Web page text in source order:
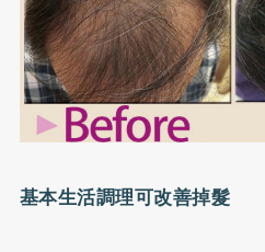
基本生活調理可改善掉髮